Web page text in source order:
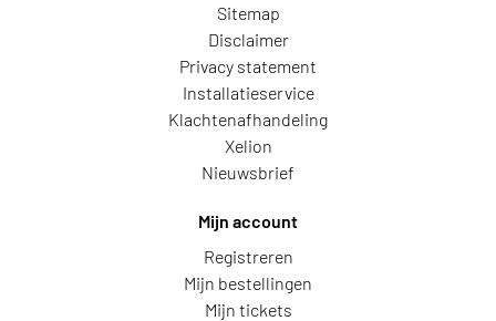
Sitemap
Disclaimer
Privacy statement
Installatieservice
Klachtenafhandeling
Xelion
Nieuwsbrief
Mijn account
Registreren
Mijn bestellingen
Mijn tickets